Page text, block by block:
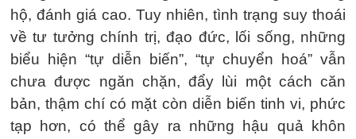
hộ, đánh giá cao. Tuy nhiên, tình trạng suy thoái
về tư tưởng chính trị, đạo đức, lối sống, những
biểu hiện “tự diễn biến”, “tự chuyển hoá” vẫn
chưa được ngăn chặn, đẩy lùi một cách căn
bản, thậm chí có mặt còn diễn biến tinh vi, phức
tạp hơn, có thể gây ra những hậu quả khôn